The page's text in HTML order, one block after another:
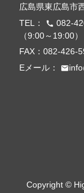
広島県東広島市
TEL：
call 082-
（9:00～19:00）
FAX：082-426-
Eメール：
email
Copyright ©